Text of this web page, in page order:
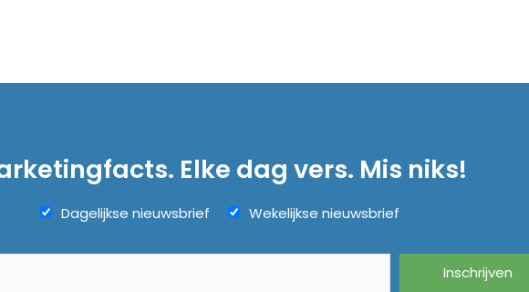
Elke dag vers. Mis niks!
Dagelijkse nieuwsbrief Wekelijkse nieuwsbrief